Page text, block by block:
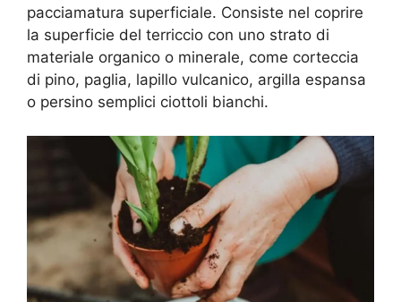
pacciamatura superficiale. Consiste nel coprire
la superficie del terriccio con uno strato di
materiale organico o minerale, come corteccia
di pino, paglia, lapillo vulcanico, argilla espansa
o persino semplici ciottoli bianchi.